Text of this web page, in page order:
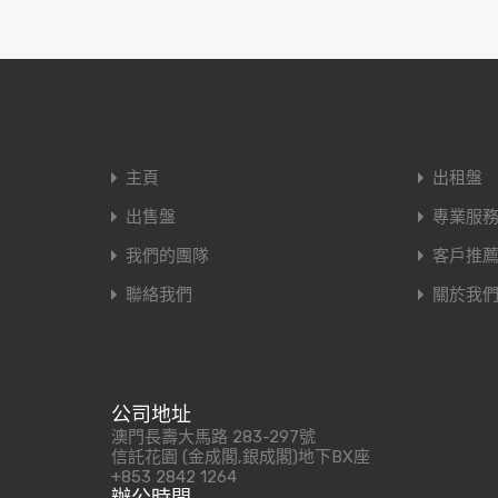
主頁
出租盤
出售盤
專業服務
我們的團隊
客戶推薦
聯絡我們
關於我們
公司地址
澳門長壽大馬路 283-297號
信託花園 (金成閣,銀成閣)地下BX座
+853 2842 1264